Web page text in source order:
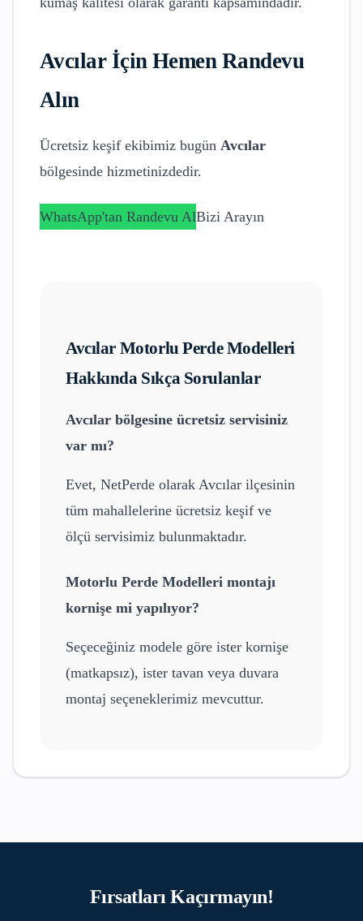
Avcılarİçin Hemen Randevu
Alın
Ücretsiz keşif ekibimiz bugün Avcılar
bölgesinde hizmetinizdedir.
WhatsApp'tan Randevu AlBizi Arayın
Avcılar Motorlu Perde Modelleri
Hakkında Sıkça Sorulanlar
Avcılar bölgesine ücretsiz servisiniz
var mı?
Evet, NetPerde olarak Avcılar ilçesinin
tüm mahallelerine ücretsiz keşif ve
ölçü servisimiz bulunmaktadır.
Motorlu Perde Modelleri montajı
kornişe mi yapılıyor?
Seçeceğiniz modele göre ister kornişe
(matkapsız), ister tavan veya duvara
montaj seçeneklerimiz mevcuttur.
Fırsatları Kaçırmayın!